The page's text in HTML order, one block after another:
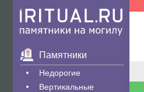
Памятники
Недорогие
Вертикальные